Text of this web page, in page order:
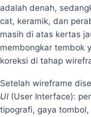
adalah denah,
cat, keramik, dan
masih di atas kertas
membongkar tembok
koreksi di tahap
Setelah wireframe
UI (User Interface):
tipografi, gaya